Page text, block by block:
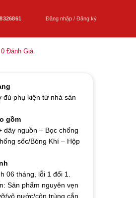
Đăng nhập / Đăng ký
0 Đánh Giá
đủ phụ kiện từ nhà sản
gồm
dây nguồn – Bọc chống
sốc/Bóng Khí – Hộp
06 tháng, lỗi 1 đổi 1.
Sản phẩm nguyên vẹn
vô nước/côn trùng cắn.